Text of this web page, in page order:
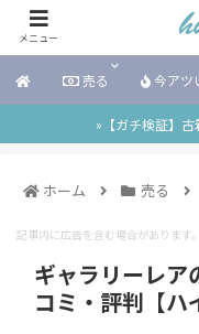
売る 今アツ
»【ガチ検証】
ホーム 売る
記事内に広告を含む場合があります。
ギャラリーレア
コミ・評判【ハ
メニュー